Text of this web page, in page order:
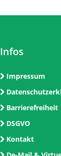
Infos
Impressum
Barrierefreiheit
DSGVO
Kontakt